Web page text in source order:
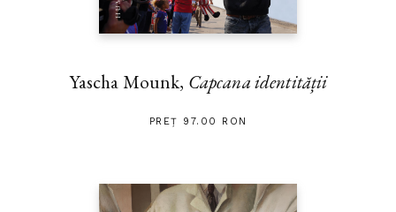
Yascha Mounk, Capcana identității
PREȚ 97.00 RON